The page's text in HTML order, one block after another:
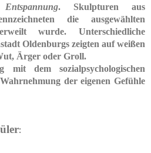
Entspannung. Skulpturen aus
die ausgewählten
wurde. Unterschiedliche
Oldenburgs zeigten auf weißen
Ärger oder Groll.
mit dem sozialpsychologischen
der eigenen Gefühle
: